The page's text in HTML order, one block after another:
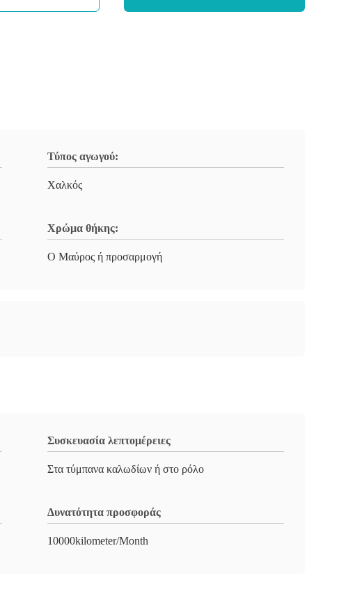
Τύπος αγωγού:
Χαλκός
Χρώμα θήκης:
Ο Μαύρος ή προσαρμογή
Συσκευασία λεπτομέρειες
Στα τύμπανα καλωδίων ή στο ρόλο
Δυνατότητα προσφοράς
10000kilometer/Month